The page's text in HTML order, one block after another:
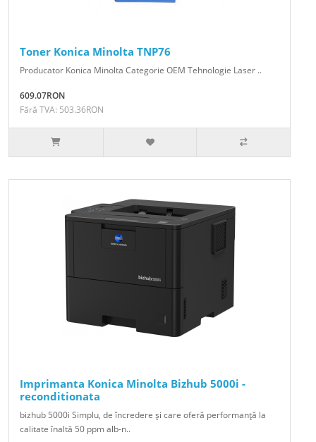
Toner Konica Minolta TNP76
Producator Konica Minolta Categorie OEM Tehnologie Laser ..
609.07RON
Fără TVA: 503.36RON
Imprimanta Konica Minolta Bizhub 5000i -
reconditionata
bizhub 5000i Simplu, de încredere şi care oferă performanţă la
calitate înaltă 50 ppm alb-n..